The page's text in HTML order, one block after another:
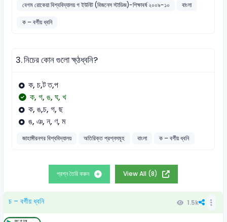
বেগম রোকেয়া বিশ্ববিদ্যালয় গ ইউনিট (বিজনেস স্টাডিজ)-শিক্ষাবর্ষ ২০০৯-১০
বাংলা
ক – বর্গীয় ধ্বনি
3.নিচের কোন গুলো ক্ষ্ঠধ্বনি?
ক, চ,ট ত,প
ক, গ, ঙ, ঘ, খ
ক, ঙ,চ, গ, ছ
ঙ, ঞ, ন, ণ, ম
জাহাঙ্গীরনগর বিশ্ববিদ্যালয় অতিরিক্ত প্রশ্নসমূহ বাংলা ক – বর্গীয় ধ্বনি
প্রশ্ন তৈরি করুন View All (8)
চ – বর্গীয় ধ্বনি 1.5k